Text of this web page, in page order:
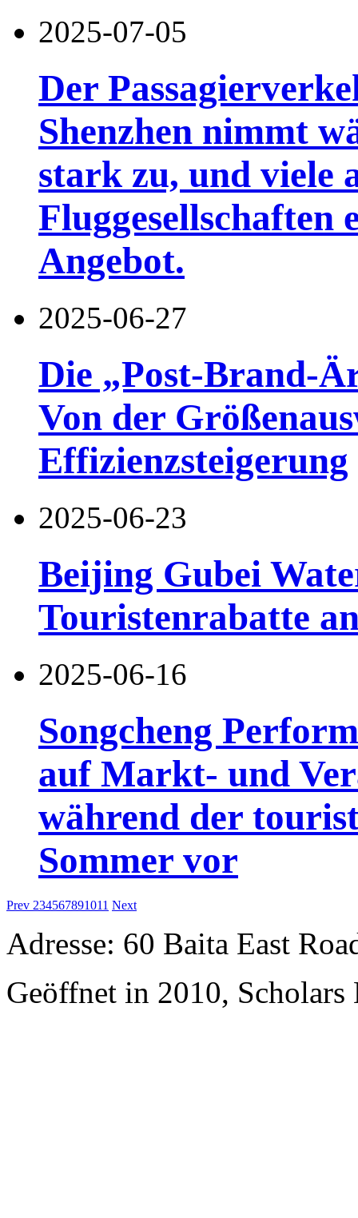
2025-07-05
Der
Shenzhen nimmt
stark zu, und viele
Angebot.
2025-06-27
Die „Post-Brand-
Von der
Effizienzsteigerung
2025-06-23
Beijing Gubei
Touristenrabatte
2025-06-16
Songcheng
auf Markt- und
während der
Sommer vor
Prev 234567891011 Next
Adresse: 60 Baita East
Geöffnet in 2010,